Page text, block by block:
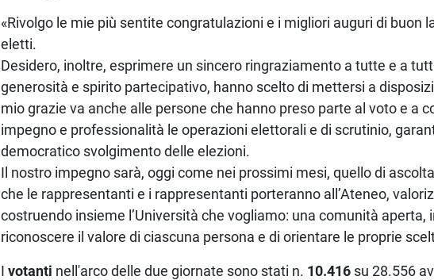
«Rivolgo le mie più sentite congratulazioni e i migliori auguri di buon
eletti.
Desidero, inoltre, esprimere un sincero ringraziamento a tutte e a
generosità e spirito partecipativo, hanno scelto di mettersi a
mio grazie va anche alle persone che hanno preso parte al voto e a
impegno e professionalità le operazioni elettorali e di scrutinio,
democratico svolgimento delle elezioni.
Il nostro impegno sarà, oggi come nei prossimi mesi, quello di
che le rappresentanti e i rappresentanti porteranno all’Ateneo,
costruendo insieme l’Università che vogliamo: una comunità aperta,
riconoscere il valore di ciascuna persona e di orientare le proprie
Ivotanti nell'arco delle due giornate sono stati n. 10.416 su 28.556